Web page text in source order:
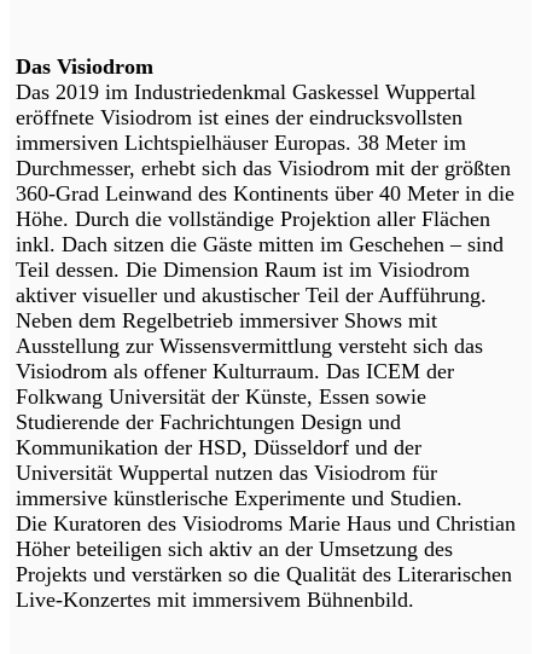
Das Visiodrom
Das 2019 im Industriedenkmal Gaskessel Wuppertal
eröffnete Visiodrom ist eines der eindrucksvollsten
immersiven Lichtspielhäuser Europas. 38 Meter im
Durchmesser, erhebt sich das Visiodrom mit der größten
360-Grad Leinwand des Kontinents über 40 Meter in die
Höhe. Durch die vollständige Projektion aller Flächen
inkl. Dach sitzen die Gäste mitten im Geschehen – sind
Teil dessen. Die Dimension Raum ist im Visiodrom
aktiver visueller und akustischer Teil der Aufführung.
Neben dem Regelbetrieb immersiver Shows mit
Ausstellung zur Wissensvermittlung versteht sich das
Visiodrom als offener Kulturraum. Das ICEM der
Folkwang Universität der Künste, Essen sowie
Studierende der Fachrichtungen Design und
Kommunikation der HSD, Düsseldorf und der
Universität Wuppertal nutzen das Visiodrom für
immersive künstlerische Experimente und Studien.
Die Kuratoren des Visiodroms Marie Haus und Christian
Höher beteiligen sich aktiv an der Umsetzung des
Projekts und verstärken so die Qualität des Literarischen
Live-Konzertes mit immersivem Bühnenbild.